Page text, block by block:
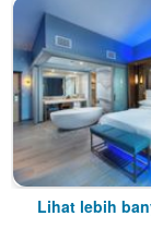
Lihat lebih